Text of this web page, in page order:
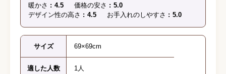
暖かさ 4.5 価格の安さ
5.0
デザイン性の高さ
4.5 お手入れのしやすさ 5.0
サイズ 69×69cm
適した人数 1人